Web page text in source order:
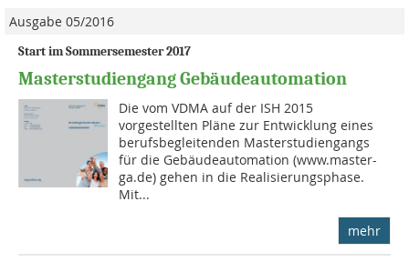
Ausgabe 05/2016
Start im Sommersemester 2017
Masterstudiengang Gebäudeautomation
Die vom VDMA auf der ISH 2015
vorgestellten Pläne zur Entwicklung eines
berufsbegleitenden Masterstudiengangs
für die Gebäudeautomation (www.master-
ga.de) gehen in die Realisierungsphase.
Mit...
mehr